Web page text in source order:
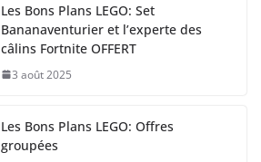
Les Bons Plans LEGO: Set
Bananaventurier et l’experte des
câlins Fortnite OFFERT
3 août 2025
Les Bons Plans LEGO: Offres
groupées